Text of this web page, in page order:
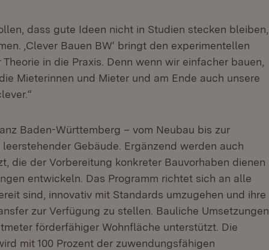
dass gute Ideen nicht in Studien stecken bleiben,
,Clever Bauen BW‘ bringt den experimentellen
in die Praxis. Denn wenn wir einfacher bauen,
Mieterinnen und Mieter und am Ende auch unsere
Baden-Württemberg – vom Neubau bis zur
Gebäude. Ergänzend werden auch
die der Vorbereitung konkreter Bauvorhaben dienen
entwickeln. Das Programm richtet sich an alle
sind, innovativ mit Standards umzugehen und ihre
zur Verfügung zu stellen. Bauliche Umsetzungen
förderfähiger Wohnfläche unterstützt. Die
mit 100 Prozent der zuwendungsfähigen